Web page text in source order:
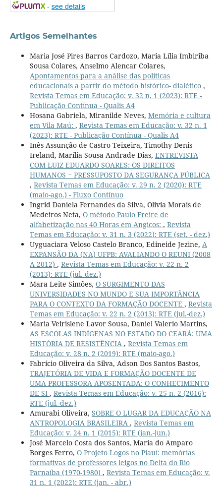
- see details
Artigos Semelhantes
Maria José Pires Barros Cardozo, Maria Lília Imbiriba
Sousa Colares, Anselmo Alencar Colares,
Apontamentos para a análise das políticas
educacionais a partir do método histórico- dialético ,
Revista Temas em Educação: v. 32 n. 1 (2023): RTE -
Publicação Contínua - Qualis A4
Hosana Gabriela, Miranilde Neves, Memória e cultura
em Vila Maú: , Revista Temas em Educação: v. 32 n. 1
(2023): RTE - Publicação Contínua - Qualis A4
Inês Assunção de Castro Teixeira, Timothy Denis
Ireland, Marília Sousa Andrade Dias, ENTREVISTA
COM LUIZ EDUARDO SOARES: OS DIREITOS
HUMANOS ‒ PRESSUPOSTO DA SEGURANÇA PÚBLICA
, Revista Temas em Educação: v. 29 n. 2 (2020): RTE
(maio-ago.) - Fluxo Contínuo
Ingrid Daniela Fernandes da Silva, Olivia Morais de
Medeiros Neta, O método Paulo Freire de
alfabetização nas 40 Horas em Angicos: , Revista
Temas em Educação: v. 31 n. 3 (2022): RTE (set. - dez.)
Uyguaciara Veloso Castelo Branco, Edineide Jezine, A
EXPANSÃO DA (NA) UFPB: AVALIANDO O REUNI (2008
A 2012) , Revista Temas em Educação: v. 22 n. 2
(2013): RTE (jul.-dez.)
Mara Leite Simões, O SURGIMENTO DAS
UNIVERSIDADES NO MUNDO E SUA IMPORTÂNCIA
PARA O CONTEXTO DA FORMAÇÃO DOCENTE , Revista
Temas em Educação: v. 22 n. 2 (2013): RTE (jul.-dez.)
Maria Veirislene Lavor Sousa, Daniel Valerio Martins,
AS ESCOLAS INDÍGENAS NO ESTADO DO CEARÁ: UMA
HISTÓRIA DE RESISTÊNCIA , Revista Temas em
Educação: v. 28 n. 2 (2019): RTE (maio-ago.)
Fabrício Oliveira da Silva, Adson Dos Santos Bastos,
TRAJETÓRIA DE VIDA E FORMAÇÃO DOCENTE DE
UMA PROFESSORA APOSENTADA: O CONHECIMENTO
DE SI , Revista Temas em Educação: v. 25 n. 2 (2016):
RTE (jul.-dez.)
Amurabi Oliveira, SOBRE O LUGAR DA EDUCAÇÃO NA
ANTROPOLOGIA BRASILEIRA , Revista Temas em
Educação: v. 24 n. 1 (2015): RTE (jan.-jun.)
José Marcelo Costa dos Santos, Maria do Amparo
Borges Ferro, O Projeto Logos no Piauí: memórias
formativas de professores leigos no Delta do Rio
Parnaíba (1970-1980) , Revista Temas em Educação: v.
31 n. 1 (2022): RTE (jan. - abr.)